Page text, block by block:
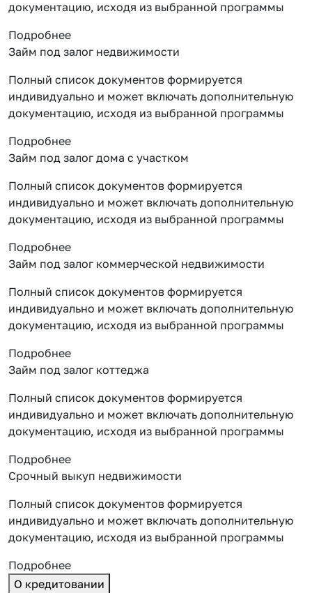
документацию, исходя из выбранной программы
Подробнее
Займ под залог недвижимости
Полный список документов формируется
индивидуально и может включать дополнительную
документацию, исходя из выбранной программы
Подробнее
Займ под залог дома с участком
Полный список документов формируется
индивидуально и может включать дополнительную
документацию, исходя из выбранной программы
Подробнее
Займ под залог коммерческой недвижимости
Полный список документов формируется
индивидуально и может включать дополнительную
документацию, исходя из выбранной программы
Подробнее
Займ под залог коттеджа
Полный список документов формируется
индивидуально и может включать дополнительную
документацию, исходя из выбранной программы
Подробнее
Срочный выкуп недвижимости
Полный список документов формируется
индивидуально и может включать дополнительную
документацию, исходя из выбранной программы
Подробнее
О кредитовании